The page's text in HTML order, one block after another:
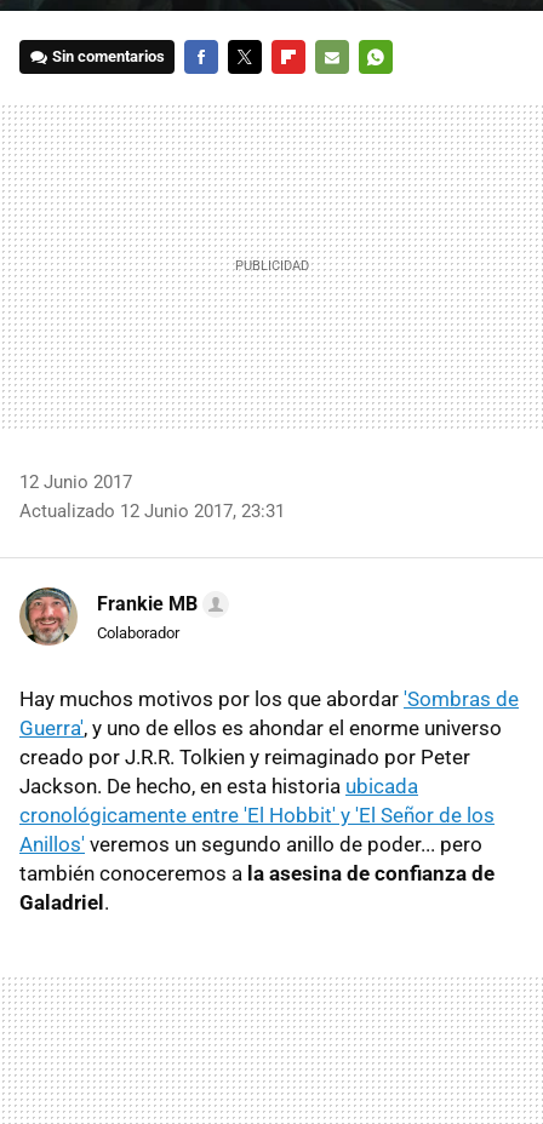
Sin comentarios
MAIL
12 Junio 2017
Actualizado 12 Junio 2017, 23:31
Frankie MB
Colaborador
Hay muchos motivos por los que abordar 'Sombras de
Guerra', y uno de ellos es ahondar el enorme universo
creado por J.R.R. Tolkien y reimaginado por Peter
Jackson. De hecho, en esta historia ubicada
cronológicamente entre 'El Hobbit' y 'El Señor de los
Anillos' veremos un segundo anillo de poder... pero
también conoceremos a la asesina de confianza de
Galadriel.